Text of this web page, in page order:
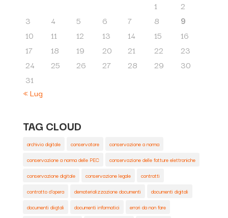
1
2
3
4 5 6 7 8
9
10
11 12 13 14 15
16
17
18 19 20 21 22
23
24
25 26 27 28 29
30
31
« Lug
TAG CLOUD
archivio digitale conservatore
conservazione a norma
conservazione a norma delle PEC
conservazione delle fatture elettroniche
conservazione digitale
conservazione legale
contratti
contratto d'opera
dematerializzazione documenti
documenti digitali
documenti diigtali
documenti informatici
errori da non fare